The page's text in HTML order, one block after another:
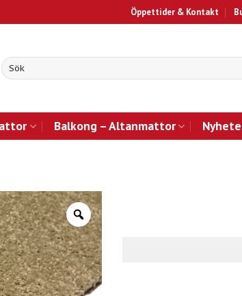
Öppettider & Kontakt
Balkong – Altanmattor